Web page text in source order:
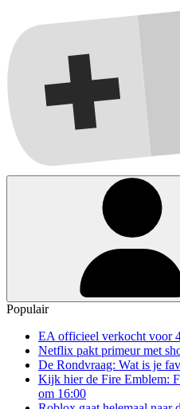
Populair
EA officieel verkocht voor
Netflix pakt primeur met
De Rondvraag: Wat is je
Kijk hier de Fire Emblem:
om 16:00